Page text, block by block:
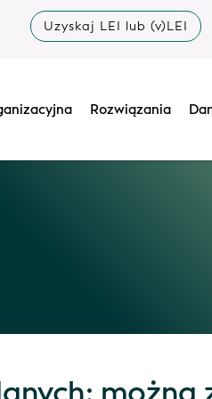
Uzyskaj LEI lub (v)LEI
Rozwiązania